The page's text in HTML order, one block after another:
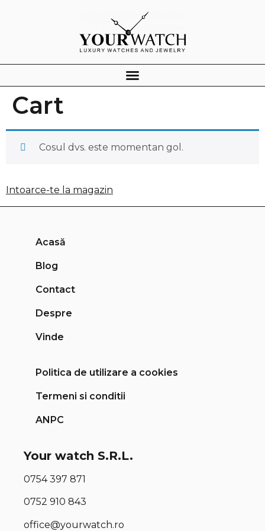
Cart
Cosul dvs. este momentan gol.
Intoarce-te la magazin
Acasă
Blog
Contact
Despre
Vinde
Politica de utilizare a cookies
Termeni si conditii
ANPC
Your watch S.R.L.
0754 397 871
0752 910 843
office@yourwatch.ro